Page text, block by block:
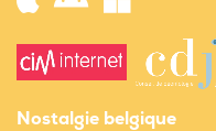
Nostalgie belgique